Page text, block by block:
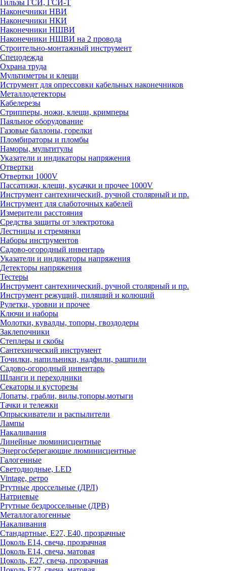
Гильзы ГСИ, ГСИ-Т
Наконечники НВИ
Наконечники НКИ
Наконечники НШВИ
Наконечники НШВИ на 2 провода
Строительно-монтажный инструмент
Спецодежда
Охрана труда
Мультиметры и клещи
Иструмент для опрессовки кабельных наконечников
Металлодетекторы
Кабелерезы
Стрипперы, ножи, клещи, кримперы
Паяльное оборудование
Газовые баллоны, горелки
Пломбираторы и пломбы
Наморы, мультитулы
Указатели и индикаторы напряжения
Отвертки
Отвертки 1000V
Пассатижи, клещи, кусачки и прочее 1000V
Инструмент сантехнический, ручной столярный и пр.
Инструмент для слаботочных кабелей
Измерители расстояния
Средства защиты от электротока
Лестницы и стремянки
Наборы инструментов
Садово-огородный инвентарь
Указатели и индикаторы напряжения
Детекторы напряжения
Тестеры
Инструмент сантехнический, ручной столярный и пр.
Инструмент режущий, пилящий и колющий
Рулетки, уровни и прочее
Ключи и наборы
Молотки, кувалды, топоры, гвоздодеры
Заклепочники
Степлеры и скобы
Сантехнический инструмент
Точилки, напильники, надфили, рашпили
Садово-огородный инвентарь
Шланги и переходники
Секаторы и кусторезы
Лопаты, грабли, вилы,топоры,мотыги
Тачки и тележки
Опрыскиватели и распылители
Лампы
Накаливания
Линейные люминисцентные
Энергосберегающие люминисцентные
Галогенные
Светодиодные, LED
Vintage, ретро
Ртутные дроссельные (ДРЛ)
Натриевые
Ртутные бездроссельные (ДРВ)
Металлогалогенные
Накаливания
Стандартные, Е27, Е40, прозрачные
Цоколь Е14, свеча, прозрачная
Цоколь Е14, свеча, матовая
Цоколь, Е27, свеча, прозрачная